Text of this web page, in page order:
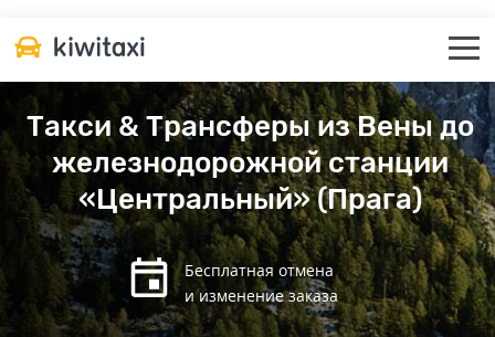
Такси & Трансферы из Вены до
железнодорожной станции
«Центральный» (Прага)
Бесплатная отмена
и изменение заказа